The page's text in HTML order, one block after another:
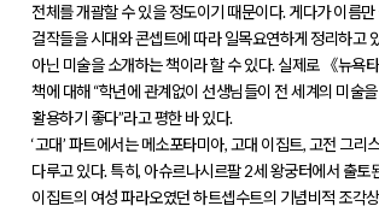
전체를 개괄할 수 있을 정도이기 때문이다. 게다가 이름
걸작들을 시대와 콘셉트에 따라 일목요연하게 정리하고
아닌 미술을 소개하는 책이라 할 수 있다. 실제로 《뉴욕
책에 대해 “학년에 관계없이 선생님들이 전 세계의 미술
활용하기 좋다”라고 평한 바 있다.
‘고대’ 파트에서는 메소포타미아, 고대 이집트, 고전 그리
다루고 있다. 특히, 아슈르나시르팔 2세 왕궁터에서 출토
이집트의 여성 파라오였던 하트셉수트의 기념비적 조각